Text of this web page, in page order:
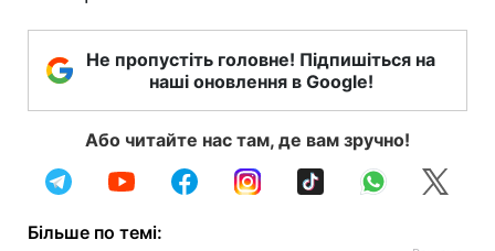
Не пропустіть головне! Підпишіться на
наші оновлення в Google!
Або читайте нас там, де вам зручно!
Більше по темі: